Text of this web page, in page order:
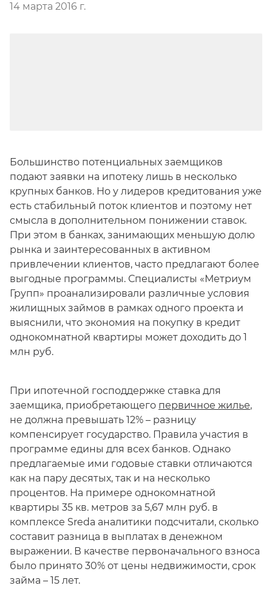
14 марта 2016 г.
Большинство потенциальных заемщиков
подают заявки на ипотеку лишь в несколько
крупных банков. Но у лидеров кредитования уже
есть стабильный поток клиентов и поэтому нет
смысла в дополнительном понижении ставок.
При этом в банках, занимающих меньшую долю
рынка и заинтересованных в активном
привлечении клиентов, часто предлагают более
выгодные программы. Специалисты «Метриум
Групп» проанализировали различные условия
жилищных займов в рамках одного проекта и
выяснили, что экономия на покупку в кредит
однокомнатной квартиры может доходить до 1
млн руб.
При ипотечной господдержке ставка для
заемщика, приобретающего первичное жилье,
не должна превышать 12% – разницу
компенсирует государство. Правила участия в
программе едины для всех банков. Однако
предлагаемые ими годовые ставки отличаются
как на пару десятых, так и на несколько
процентов. На примере однокомнатной
квартиры 35 кв. метров за 5,67 млн руб. в
комплексе Sreda аналитики подсчитали, сколько
составит разница в выплатах в денежном
выражении. В качестве первоначального взноса
было принято 30% от цены недвижимости, срок
займа – 15 лет.